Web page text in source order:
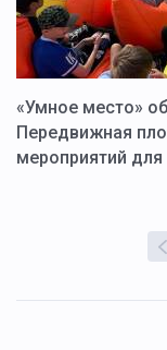
«Умное место»
Передвижная
мероприятий